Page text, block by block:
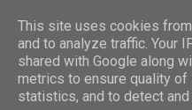
This site uses cookies
and to analyze traffic. Your
shared with Google along
metrics to ensure quality of
statistics, and to detect